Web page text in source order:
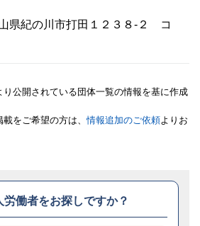
県紀の川市打田１２３８‐２ コ
り公開されている団体一覧の情報を基に作成
載をご希望の方は、情報追加のご依頼よりお
労働者をお探しですか？